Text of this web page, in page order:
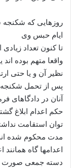
روزهایی که شکنجه
ایام حبس وی
تا کنون تعداد
واقعا متهم بوده
نظیر آن و یا حتی
پس از تحمل
آنان در دادگاهای
حکم اعدام ابلاغ
توان استقامت
مدت محکوم شده
اعدامها گاه
دسته جمعی صورت